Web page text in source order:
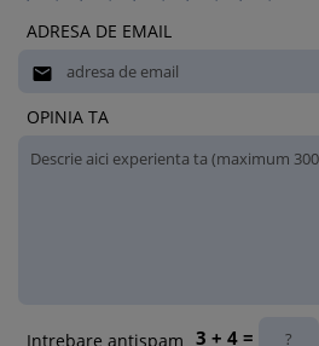
ADRESA DE EMAIL

OPINIA TA
Intrebare antispam 3 + 4 =